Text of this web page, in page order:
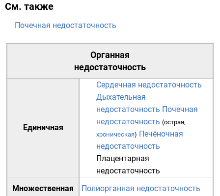
См. также
Почечная недостаточность
Органная
недостаточность
Единичная
Сердечная недостаточность
Дыхательная
недостаточность Почечная
недостаточность (острая,
хроническая) Печёночная
недостаточность
Плацентарная
недостаточность
Множественная
Полиорганная недостаточность